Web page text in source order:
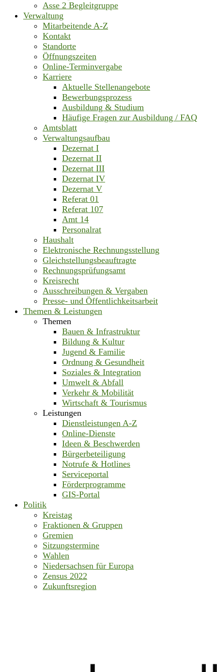
Asse 2 Begleitgruppe
Verwaltung
Mitarbeitende A-Z
Kontakt
Standorte
Öffnungszeiten
Online-Terminvergabe
Karriere
Aktuelle Stellenangebote
Bewerbungsprozess
Ausbildung & Studium
Häufige Fragen zur Ausbildung / FAQ
Amtsblatt
Verwaltungsaufbau
Dezernat I
Dezernat II
Dezernat III
Dezernat IV
Dezernat V
Referat 01
Referat 107
Amt 14
Personalrat
Haushalt
Elektronische Rechnungsstellung
Gleichstellungsbeauftragte
Rechnungsprüfungsamt
Kreisrecht
Ausschreibungen & Vergaben
Presse- und Öffentlichkeitsarbeit
Themen & Leistungen
Themen
Bauen & Infrastruktur
Bildung & Kultur
Jugend & Familie
Ordnung & Gesundheit
Soziales & Integration
Umwelt & Abfall
Verkehr & Mobilität
Wirtschaft & Tourismus
Leistungen
Dienstleistungen A-Z
Online-Dienste
Ideen & Beschwerden
Bürgerbeteiligung
Notrufe & Hotlines
Serviceportal
Förderprogramme
GIS-Portal
Politik
Kreistag
Fraktionen & Gruppen
Gremien
Sitzungstermine
Wahlen
Niedersachsen für Europa
Zensus 2022
Zukunftsregion